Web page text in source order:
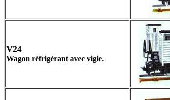
V24
Wagon réfrigérant avec vigie.